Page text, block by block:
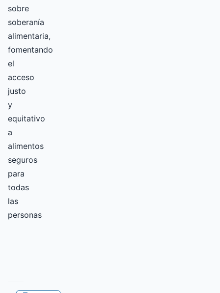
sobre
soberanía
alimentaria,
fomentando
el
acceso
justo
y
equitativo
a
alimentos
seguros
para
todas
las
personas